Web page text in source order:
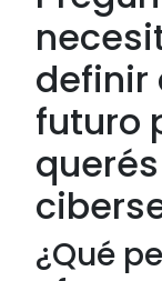
definir
futuro
¿Qué